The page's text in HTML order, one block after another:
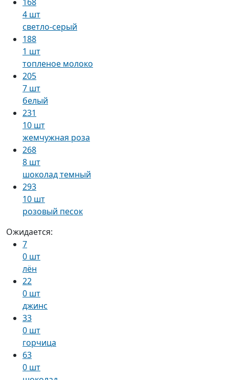
4 шт
светло-серый
188
1 шт
топленое молоко
205
7 шт
белый
231
10 шт
жемчужная роза
268
8 шт
шоколад темный
293
10 шт
розовый песок
Ожидается:
7
0 шт
лён
22
0 шт
джинс
33
0 шт
горчица
63
0 шт